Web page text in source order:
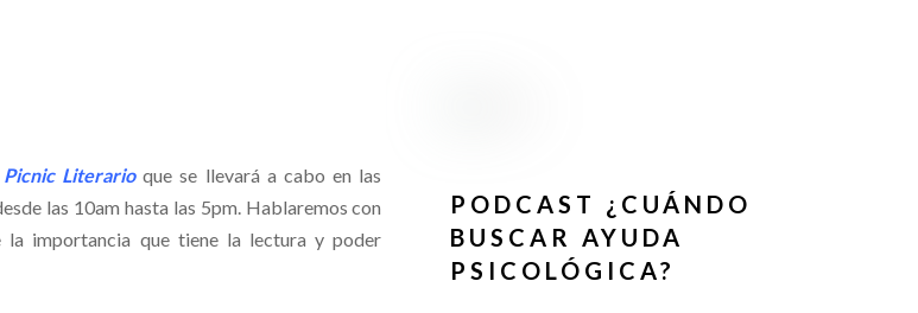
Picnic Literario que se llevará a cabo en las
las 10am hasta las 5pm. Hablaremos con
la importancia que tiene la lectura y poder
PODCAST ¿CUÁNDO
BUSCAR AYUDA
PSICOLÓGICA?